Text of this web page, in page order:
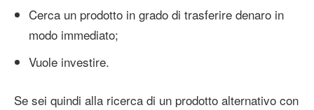
Cerca un prodotto in grado di trasferire denaro in
modo immediato;
Vuole investire.
Se sei quindi alla ricerca di un prodotto alternativo con